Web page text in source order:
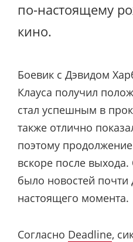
по-настоящему
кино.
Боевик с Дэвидом
Клауса получил
стал успешным в
также отлично
поэтому
вскоре после
было новостей почти
настоящего момента.
Согласно Deadline,